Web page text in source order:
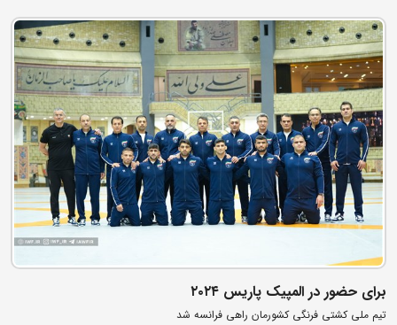
برای حضور در المپیک پاریس ۲۰۲۴
تیم ملی کشتی فرنگی کشورمان راهی فرانسه شد